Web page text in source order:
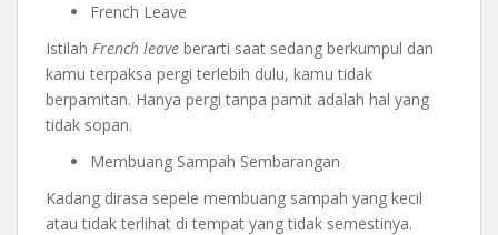
French Leave
Istilah French leave berarti saat sedang berkumpul dan
kamu terpaksa pergi terlebih dulu, kamu tidak
berpamitan. Hanya pergi tanpa pamit adalah hal yang
tidak sopan.
Membuang Sampah Sembarangan
Kadang dirasa sepele membuang sampah yang kecil
atau tidak terlihat di tempat yang tidak semestinya.